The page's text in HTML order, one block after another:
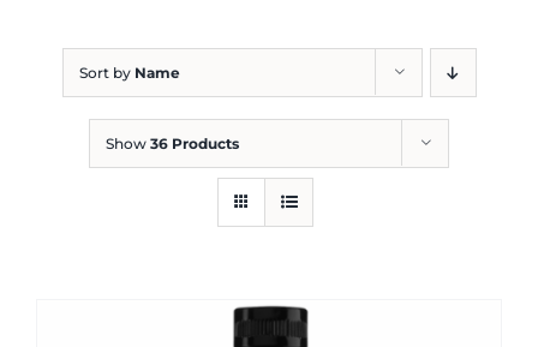
Sort by Name
Show 36 Products